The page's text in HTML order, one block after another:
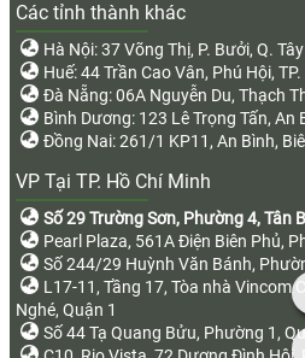
Các tỉnh thành khác
Hà Nội: 37 Võng Thị, P. Bưởi, Q.
Huế: 44 Trần Cao Vân, Phú Hội,
Đà Nẵng: 06A Nguyễn Du, Thạch
Bình Dương: 123 Lê Trọng Tấn, An
Đồng Nai: 261/1 KP11, An Bình,
VP Tại TP. Hồ Chí Minh
Số 29 Trường Sơn, Phường 4, Tân
Pearl Plaza, 561A Điện Biên Phủ,
Số 244/29 Huỳnh Văn Bánh,
L17-11, Tầng 17, Tòa nhà Vincom
Nghé, Quận 1
Số 44 Tạ Quang Bửu, Phường 1,